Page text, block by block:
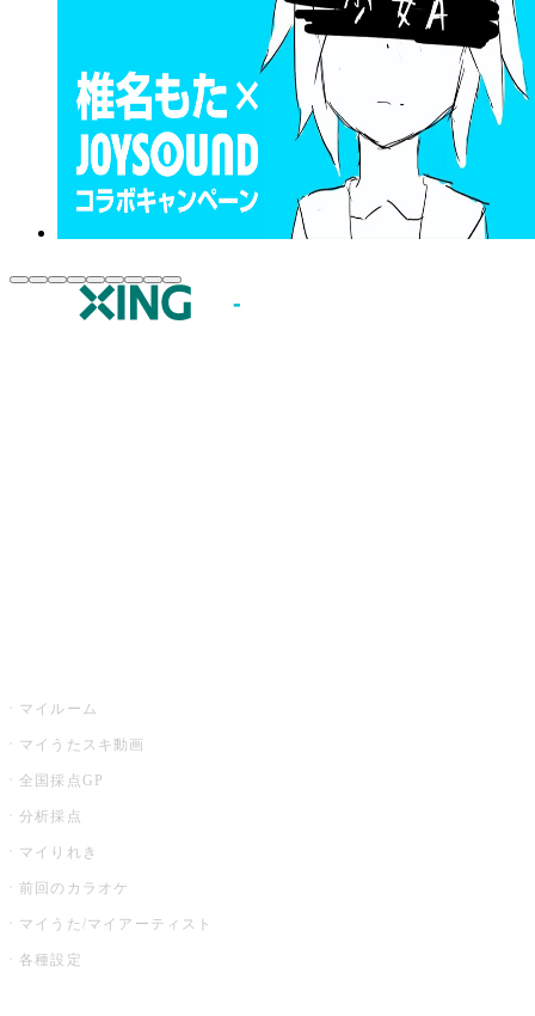
マイルーム
マイうたスキ動画
全国採点GP
分析採点
マイりれき
前回のカラオケ
マイうた/マイアーティスト
各種設定